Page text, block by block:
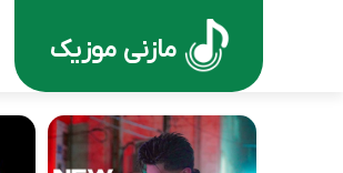
مازنی موزیک